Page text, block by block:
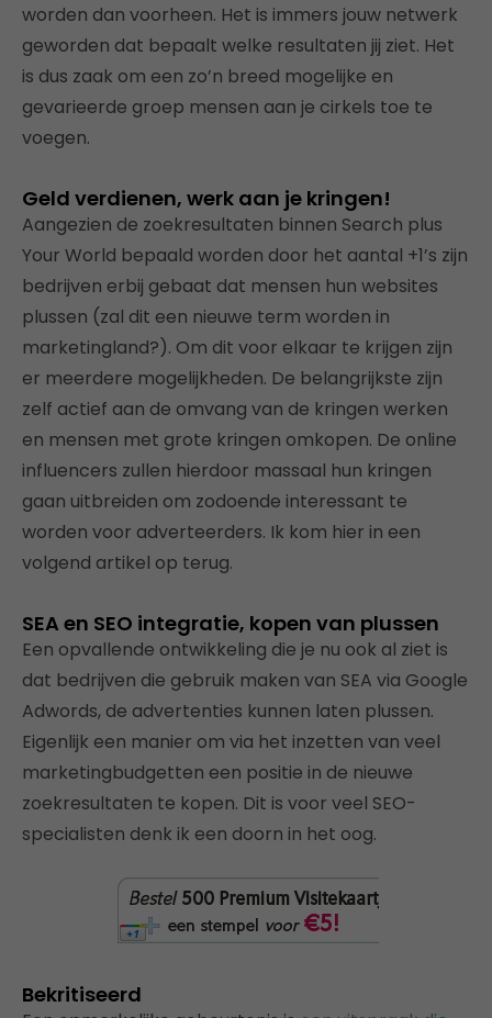
worden dan voorheen. Het is immers jouw netwerk
geworden dat bepaalt welke resultaten jij ziet. Het
is dus zaak om een zo’n breed mogelijke en
gevarieerde groep mensen aan je cirkels toe te
voegen.
Geld verdienen, werk aan je kringen!
Aangezien de zoekresultaten binnen Search plus
Your World bepaald worden door het aantal +1’s zijn
bedrijven erbij gebaat dat mensen hun websites
plussen (zal dit een nieuwe term worden in
marketingland?). Om dit voor elkaar te krijgen zijn
er meerdere mogelijkheden. De belangrijkste zijn
zelf actief aan de omvang van de kringen werken
en mensen met grote kringen omkopen. De online
influencers zullen hierdoor massaal hun kringen
gaan uitbreiden om zodoende interessant te
worden voor adverteerders. Ik kom hier in een
volgend artikel op terug.
SEA en SEO integratie, kopen van plussen
Een opvallende ontwikkeling die je nu ook al ziet is
dat bedrijven die gebruik maken van SEA via Google
Adwords, de advertenties kunnen laten plussen.
Eigenlijk een manier om via het inzetten van veel
marketingbudgetten een positie in de nieuwe
zoekresultaten te kopen. Dit is voor veel SEO-
specialisten denk ik een doorn in het oog.
Bekritiseerd